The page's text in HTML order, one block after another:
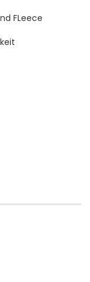
FLeece